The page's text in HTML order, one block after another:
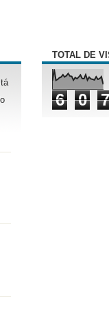
TOTAL DE
6 0 7